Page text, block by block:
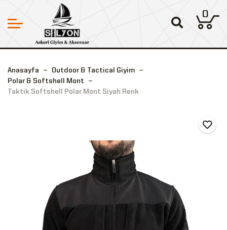
0
Anasayfa
Outdoor & Tactical Giyim
Polar & Softshell Mont
Taktik Softshell Polar Mont Siyah Renk